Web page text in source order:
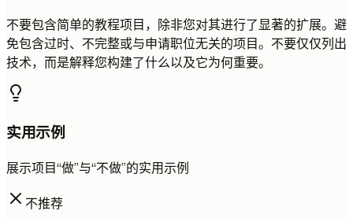
不要包含简单的教程项目，除非您对其进行了显著的扩展。避
免包含过时、不完整或与申请职位无关的项目。不要仅仅列出
技术，而是解释您构建了什么以及它为何重要。
实用示例
展示项目“做”与“不做”的实用示例
不推荐